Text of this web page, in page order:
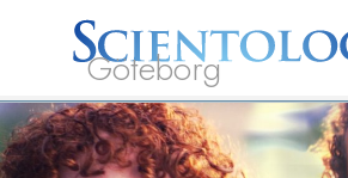
Göteborg
L. Ron
Hubbard
Vad är
Scientologi?
Frivilligpastorer